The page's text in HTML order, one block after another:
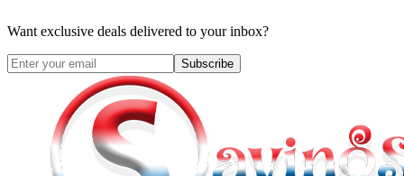
Want exclusive deals delivered to your inbox?
Subscribe